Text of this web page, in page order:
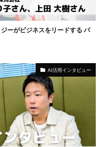
ーがビジネスをリードする パ
AI活用インタビュー